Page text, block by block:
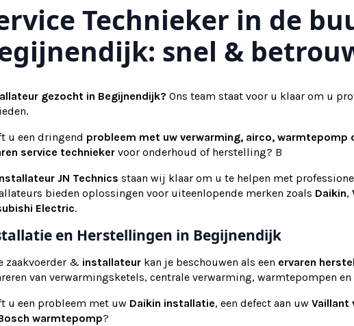
Technieker in de
snel &
gezocht in Begijnendijk? Ons team staat voor u klaar om u
u een dringend probleem met uw verwarming, airco, warmtepomp
service technieker voor onderhoud of herstelling? B
JN Technics staan wij klaar om u te helpen met
bieden oplossingen voor uiteenlopende merken zoals Daikin,
Electric.
en Herstellingen in Begijnendijk
zaakvoerder & installateur kan je beschouwen als een ervaren
van verwarmingsketels, centrale verwarming, warmtepompen
u een probleem met uw Daikin installatie, een defect aan uw Vaillant
warmtepomp?